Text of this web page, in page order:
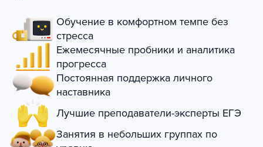
Обучение в комфортном темпе без
стресса
Ежемесячные пробники и аналитика
прогресса
Постоянная поддержка личного
наставника
Лучшие преподаватели-эксперты ЕГЭ
Занятия в небольших группах по